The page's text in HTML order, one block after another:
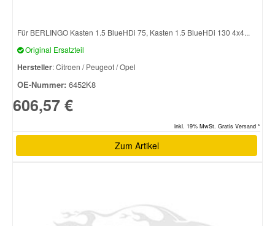
Für BERLINGO Kasten 1.5 BlueHDi 75, Kasten 1.5 BlueHDi 130 4x4...
Original Ersatzteil
Hersteller: Citroen / Peugeot / Opel
OE-Nummer: 6452K8
606,57 €
inkl. 19% MwSt. Gratis Versand *
Zum Artikel
Toyota Ersatzteile
Vauxhall Ersatzteile